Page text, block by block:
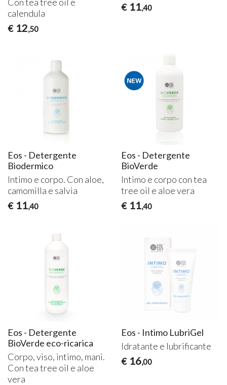
calendula
€ 12,50
€ 11,40
Eos - Detergente
Biodermico
Intimo e corpo. Con aloe,
camomilla e salvia
€ 11,40
Eos - Detergente
BioVerde
Intimo e corpo con tea
tree oil e aloe vera
€ 11,40
Eos - Detergente
BioVerde eco-ricarica
Corpo, viso, intimo, mani.
Con tea tree oil e aloe
vera
Eos - Intimo LubriGel
Idratante e lubrificante
€ 16,00